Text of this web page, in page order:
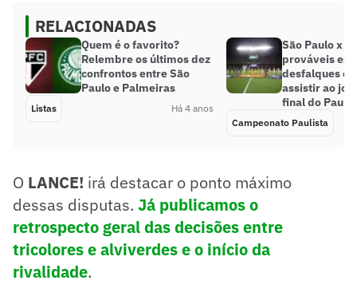
RELACIONADAS
Quem é o favorito?
Relembre os últimos dez
confrontos entre São
Paulo e Palmeiras
Listas Há 4 anos
São Paulo x
prováveis
desfalques e
assistir ao
final do
Campeonato Paulista
O LANCE! irá destacar o ponto máximo
dessas disputas. Já publicamos o
retrospecto geral das decisões entre
tricolores e alviverdes e o início da
rivalidade.